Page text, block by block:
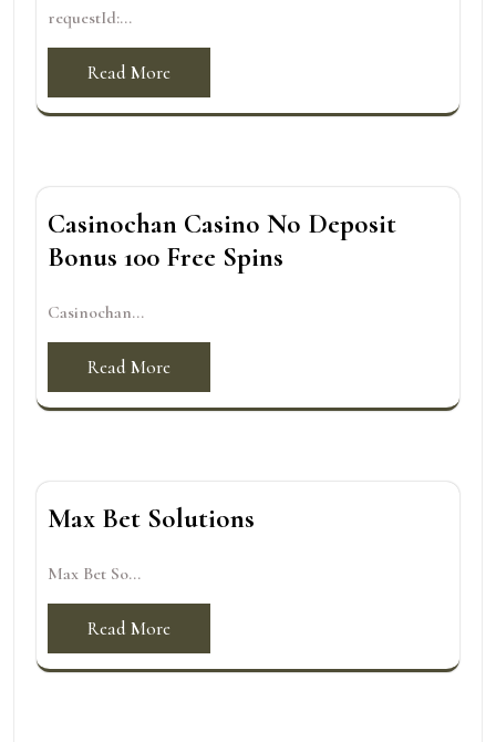
requestId:...
Read More
Casinochan Casino No Deposit
Bonus 100 Free Spins
Casinochan...
Read More
Max Bet Solutions
Max Bet So...
Read More